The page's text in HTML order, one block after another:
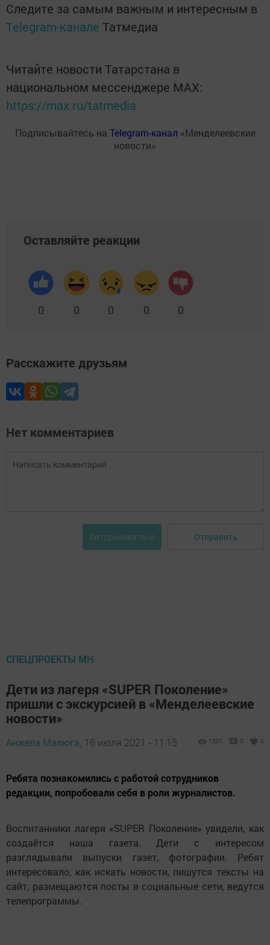
Следите за самым важным и интересным в
Telegram-канале Татмедиа
Читайте новости Татарстана в
национальном мессенджере MАХ:
https://max.ru/tatmedia
Подписывайтесь на Telegram-канал «Менделеевские
новости»
Оставляйте реакции
0 0 0 0 0
Расскажите друзьям
Нет комментариев
Авторизоваться Отправить
СПЕЦПРОЕКТЫ МН
Дети из лагеря «SUPER Поколение»
пришли с экскурсией в «Менделеевские
новости»
Анжела Малюга, 16 июля 2021 - 11:15 1501 0 0
Ребята познакомились с работой сотрудников
редакции, попробовали себя в роли журналистов.
Воспитанники лагеря «SUPER Поколение» увидели, как
создаётся наша газета. Дети с интересом
разглядывали выпуски газет, фотографии. Ребят
интересовало, как искать новости, пишутся тексты на
сайт, размещаются посты в социальные сети, ведутся
телепрограммы.